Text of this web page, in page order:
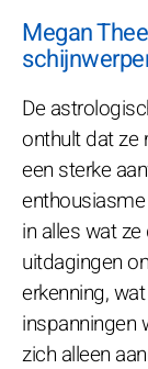
Megan
De
onthult dat ze
een sterke
in alles wat
uitdagingen
erkenning,
inspanningen
zich alleen